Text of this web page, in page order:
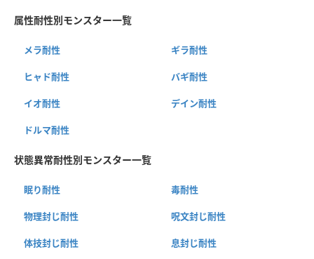
属性耐性別モンスター一覧
メラ耐性 ギラ耐性
ヒャド耐性 バギ耐性
イオ耐性 デイン耐性
ドルマ耐性
状態異常耐性別モンスター一覧
眠り耐性 毒耐性
物理封じ耐性 呪文封じ耐性
体技封じ耐性 息封じ耐性